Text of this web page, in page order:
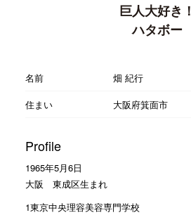
巨人大好き！
ハタボー
名前
畑 紀行
住まい
大阪府箕面市
Profile
1965年5月6日
大阪 東成区生まれ
1東京中央理容美容専門学校